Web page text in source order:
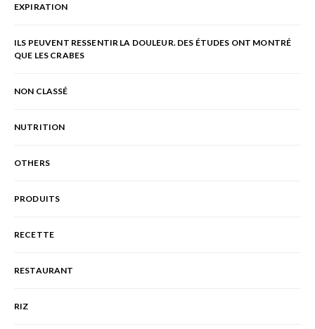
EXPIRATION
ILS PEUVENT RESSENTIR LA DOULEUR. DES ÉTUDES ONT MONTRÉ
QUE LES CRABES
NON CLASSÉ
NUTRITION
OTHERS
PRODUITS
RECETTE
RESTAURANT
RIZ